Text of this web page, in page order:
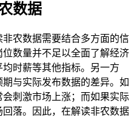
数据
农数据需要结合多方面的信
数量并不足以全面了解经济
时薪等其他指标。另一方
与实际发布数据的差异。如
刺激市场上涨；而如果实际
落。因此，在解读非农数据